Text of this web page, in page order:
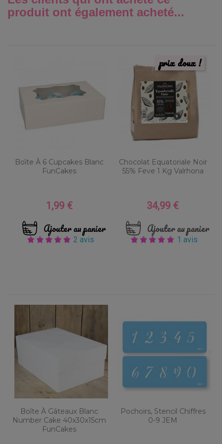
produit ont également acheté...
Boîte À 6 Cupcakes Blanc
FunCakes
Prix
1,99 €
Ajouter au panier
2 avis
Chocolat Equatoriale Noir
55% Feve 1 Kg Valrhona
Prix
34,99 €
Ajouter au panier
1 avis
prix doux !
Boîte À Gâteaux Blanc
Number Cake 40x30x15cm
FunCakes
Pochoirs, Stencil Chiffres
0-9 JEM